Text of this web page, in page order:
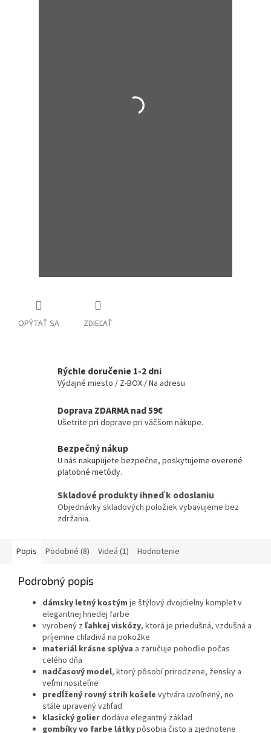
OPÝTAŤ SA ZDIEĽAŤ
Rýchle doručenie 1-2 dni
Výdajné miesto / Z-BOX / Na adresu
Doprava ZDARMA nad 59€
Ušetrite pri doprave pri väčšom nákupe.
Bezpečný nákup
U nás nakupujete bezpečne, poskytujeme overené
platobné metódy.
Skladové produkty ihneď k odoslaniu
Objednávky skladových položiek vybavujeme bez
zdržania.
Popis Podobné (8) Videá (1) Hodnotenie
Podrobný popis
dámsky letný kostým je štýlový dvojdielny komplet v
elegantnej hnedej farbe
vyrobený z ľahkej viskózy, ktorá je priedušná, vzdušná a
príjemne chladivá na pokožke
materiál krásne splýva a zaručuje pohodlie počas
celého dňa
nadčasový model, ktorý pôsobí prirodzene, žensky a
veľmi nositeľne
predĺžený rovný strih košele vytvára uvoľnený, no
stále upravený vzhľad
klasický golierdodáva elegantný základ
gombíky vo farbe látkypôsobia čisto a zjednotene